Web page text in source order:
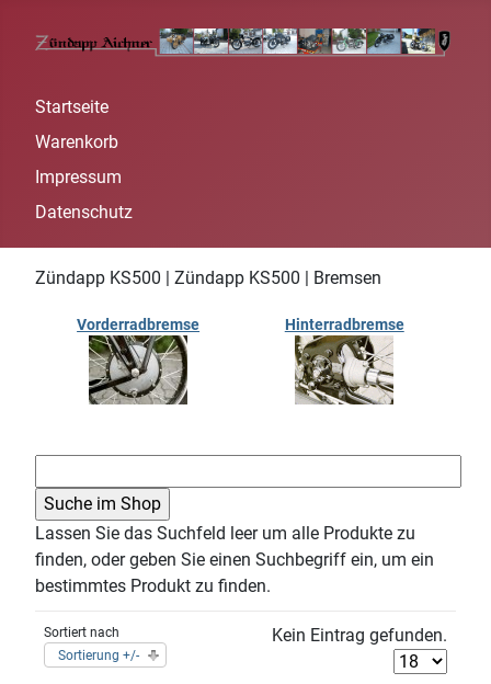
Startseite
Warenkorb
Impressum
Datenschutz
Zündapp KS500 | Zündapp KS500 | Bremsen
Vorderradbremse Hinterradbremse
Lassen Sie das Suchfeld leer um alle Produkte zu
finden, oder geben Sie einen Suchbegriff ein, um ein
bestimmtes Produkt zu finden.
Sortiert nach
Sortierung +/-
Kein Eintrag gefunden.